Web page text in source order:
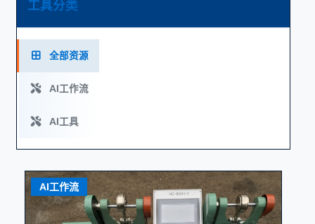
工具分类
全部资源
AI工作流
AI工具
AI工作流